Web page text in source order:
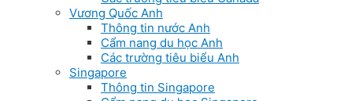
Vương Quốc Anh
Thông tin nước Anh
Cẩm nang du học Anh
Các trường tiêu biểu Anh
Singapore
Thông tin Singapore